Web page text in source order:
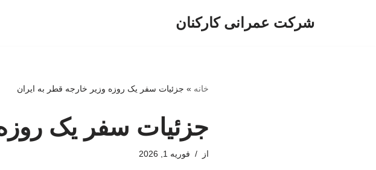
شرکت عمرانی کارکنان
خانه » جزئیات سفر یک روزه وزیر خارجه قطر به ایران
جزئیات سفر یک
از فوریه 1, 2026